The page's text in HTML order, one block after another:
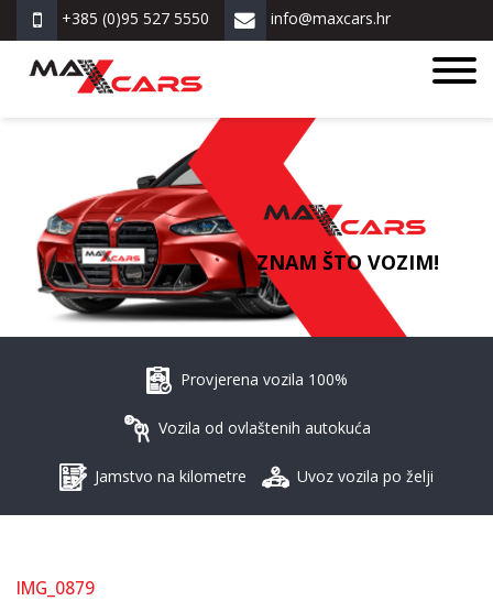
+385 (0)95 527 5550 info@maxcars.hr
ZNAM ŠTO VOZIM!
Provjerena vozila 100%
Vozila od ovlaštenih autokuća
Jamstvo na kilometre Uvoz vozila po želji
IMG_0879